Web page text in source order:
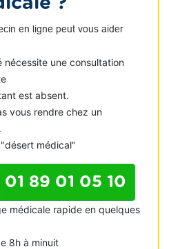
en ligne peut vous aider
nécessite une consultation
est absent.
vous rendre chez un
médical"
01 89 01 05 10
médicale rapide en quelques
8h à minuit